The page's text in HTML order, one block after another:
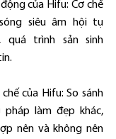
của Hifu: Cơ chế
siêu âm hội tụ
quá trình sản sinh
của Hifu: So sánh
pháp làm đẹp khác,
nên và không nên